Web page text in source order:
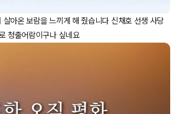
아온 보람을 느끼게 해 줬습니다 신채호 선생 사당
청출어람이구나 싶네요